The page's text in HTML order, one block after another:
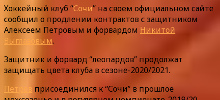
Хоккейный клуб “Сочи” на своем официальном сайте
сообщил о продлении контрактов с защитником
Алексеем Петровым и форвардом Никитой
Выглазовым.
Защитник и форвард “леопардов” продолжат
защищать цвета клуба в сезоне-2020/2021.
Петров присоединился к “Сочи” в прошлое